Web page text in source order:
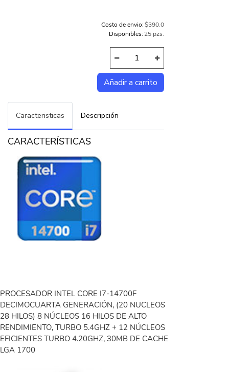
Costo de envio:$390.0
Disponibles: 25 pzs.
Caracteristicas Descripción
CARACTERÍSTICAS
PROCESADOR INTEL CORE I7-14700F
DECIMOCUARTA GENERACIÓN, (20 NUCLEOS
28 HILOS) 8 NÚCLEOS 16 HILOS DE ALTO
RENDIMIENTO, TURBO 5.4GHZ + 12 NÚCLEOS
EFICIENTES TURBO 4.20GHZ, 30MB DE CACHE
LGA 1700